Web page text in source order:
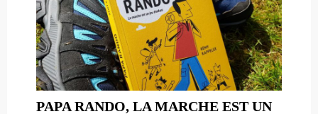
PAPA RANDO, LA MARCHE EST UN